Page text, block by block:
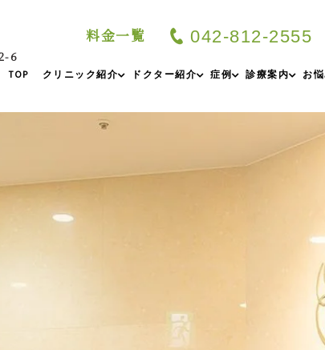
6
料金一覧 042-812-2555
TOP クリニック紹介 ドクター紹介 症例 診療案内 お